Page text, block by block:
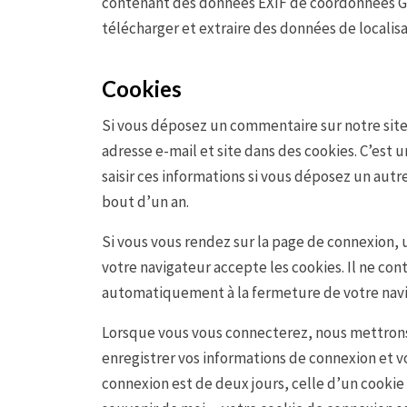
télécharger et extraire des données de
Cookies
Si vous déposez un commentaire sur notre
adresse e-mail et site dans des cookies.
saisir ces informations si vous déposez un
bout d’un an.
Si vous vous rendez sur la page de
votre navigateur accepte les cookies. Il ne
automatiquement à la fermeture de votre
Lorsque vous vous connecterez, nous
enregistrer vos informations de connexion et
connexion est de deux jours, celle d’un cookie